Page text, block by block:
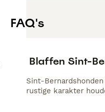
FAQ's
Blaffen Sint-
Sint-
rustige karakter